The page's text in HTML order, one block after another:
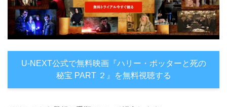
U-NEXT公式で無料映画『ハリー・ポッターと死の
秘宝 PART ２』を無料視聴する